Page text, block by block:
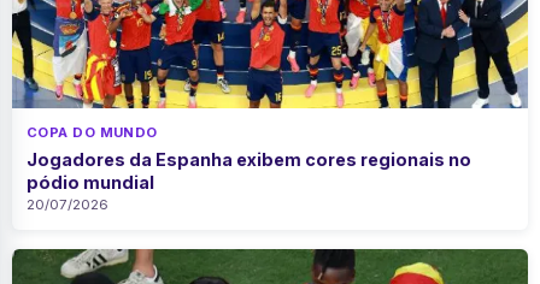
COPA DO MUNDO
Jogadores da Espanha exibem cores regionais no
pódio mundial
20/07/2026